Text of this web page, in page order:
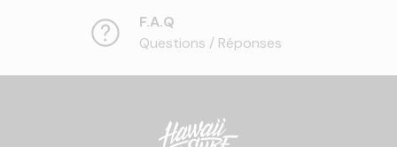
F.A.Q
Questions / Réponses